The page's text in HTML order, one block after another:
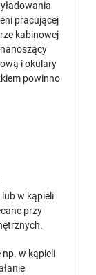
pracującej
kabinowej
i okulary
powinno
w kąpieli
przy
np. w kąpieli